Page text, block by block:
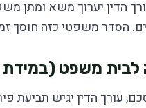
הדין יערוך משא ומתן
הסדר משפטי כזה חוסך
עורך הדין יגיש תביעת